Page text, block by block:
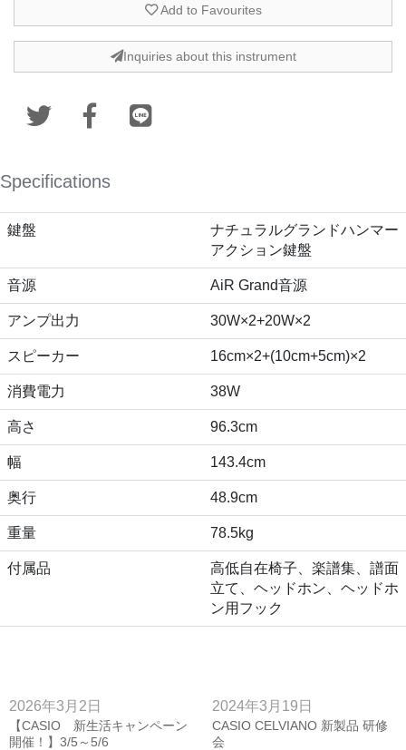
Add to Favourites
Inquiries about this instrument
Specifications
鍵盤
ナチュラルグランドハンマー
アクション鍵盤
音源 AiR Grand音源
アンプ出力 30W×2+20W×2
スピーカー 16cm×2+(10cm+5cm)×2
消費電力 38W
高さ 96.3cm
幅 143.4cm
奥行 48.9cm
重量 78.5kg
付属品
高低自在椅子、楽譜集、譜面
立て、ヘッドホン、ヘッドホ
ン用フック
2026年3月2日
【CASIO 新生活キャンペーン
開催！】3/5～5/6
2024年3月19日
CASIO CELVIANO 新製品 研修
会